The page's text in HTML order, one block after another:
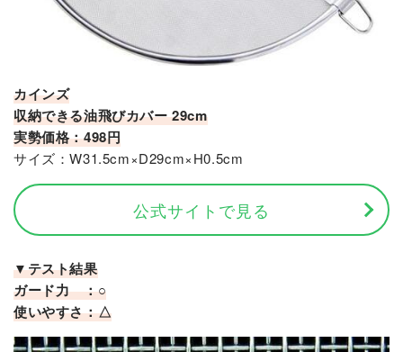
カインズ
収納できる油飛びカバー 29cm
実勢価格：498円
サイズ：W31.5cm×D29cm×H0.5cm
公式サイトで見る
▼テスト結果
ガード力 ：○
使いやすさ：△